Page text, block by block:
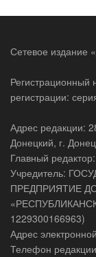
Сетевое издание
регистрации:
Адрес редакции:
Донецкий, г.
Главный
Учредитель:
ПРЕДПРИЯТИЕ
1229300166963)
Адрес
Телефон